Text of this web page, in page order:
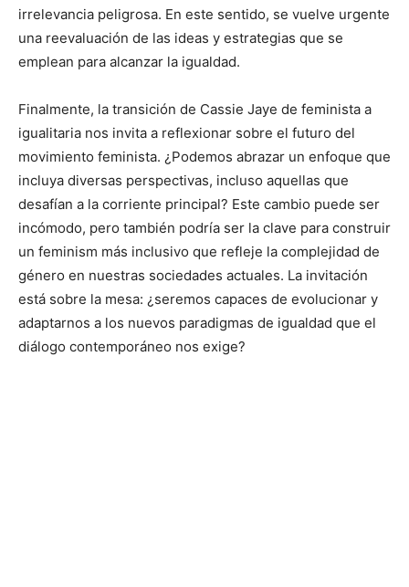
irrelevancia peligrosa. En este sentido, se vuelve urgente
una reevaluación de las ideas y estrategias que se
emplean para alcanzar la igualdad.
Finalmente, la transición de Cassie Jaye de feminista a
igualitaria nos invita a reflexionar sobre el futuro del
movimiento feminista. ¿Podemos abrazar un enfoque que
incluya diversas perspectivas, incluso aquellas que
desafían a la corriente principal? Este cambio puede ser
incómodo, pero también podría ser la clave para construir
un feminism más inclusivo que refleje la complejidad de
género en nuestras sociedades actuales. La invitación
está sobre la mesa: ¿seremos capaces de evolucionar y
adaptarnos a los nuevos paradigmas de igualdad que el
diálogo contemporáneo nos exige?